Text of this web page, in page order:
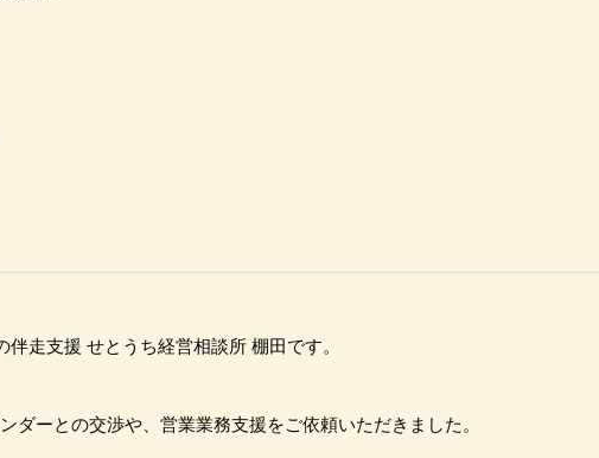
走支援 せとうち経営相談所 棚田です。
ダーとの交渉や、営業業務支援をご依頼いただきました。